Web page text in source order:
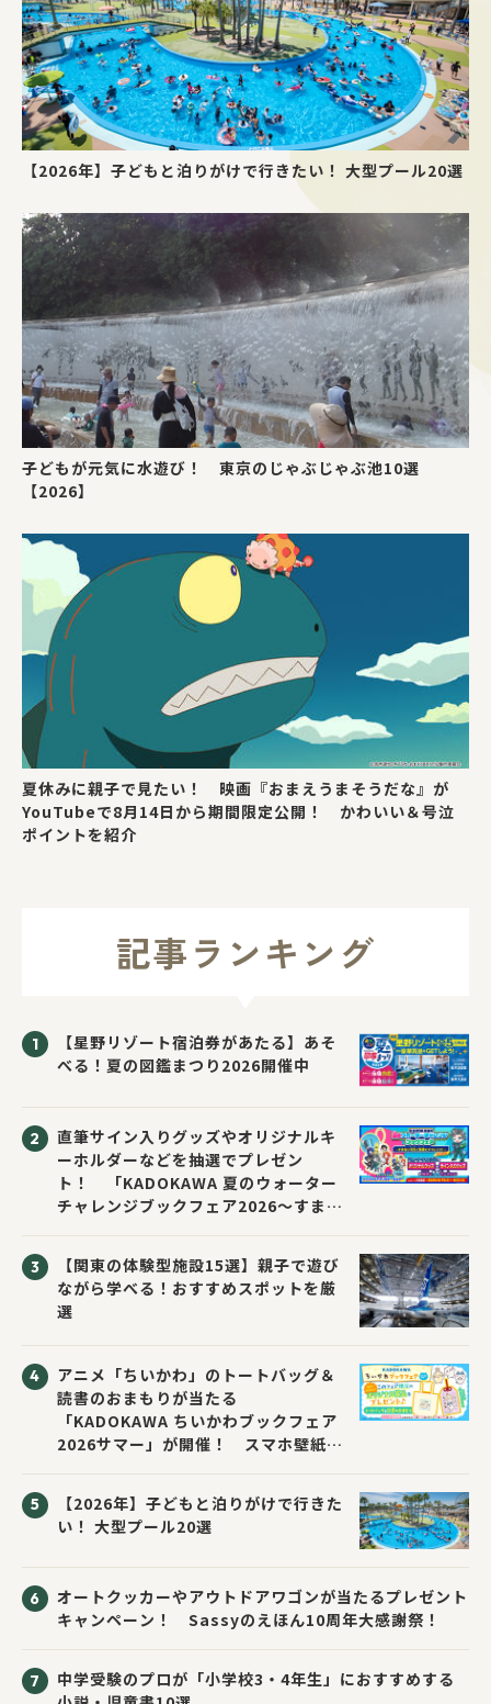
【2026年】子どもと泊りがけで行きたい！ 大型プール20選
子どもが元気に水遊び！ 東京のじゃぶじゃぶ池10選
【2026】
夏休みに親子で見たい！ 映画『おまえうまそうだな』が
YouTubeで8月14日から期間限定公開！ かわいい＆号泣
ポイントを紹介
記事ランキング
【星野リゾート宿泊券があたる】あそ
べる！夏の図鑑まつり2026開催中
直筆サイン入りグッズやオリジナルキ
ーホルダーなどを抽選でプレゼン
ト！ 「KADOKAWA 夏のウォーター
チャレンジブックフェア2026～すまな
【関東の体験型施設15選】親子で遊び
ながら学べる！おすすめスポットを厳
選
アニメ「ちいかわ」のトートバッグ＆
読書のおまもりが当たる
「KADOKAWA ちいかわブックフェア
2026サマー」が開催！ スマホ壁紙は
【2026年】子どもと泊りがけで行きた
い！ 大型プール20選
オートクッカーやアウトドアワゴンが当たるプレゼント
キャンペーン！ Sassyのえほん10周年大感謝祭！
中学受験のプロが「小学校3・4年生」におすすめする